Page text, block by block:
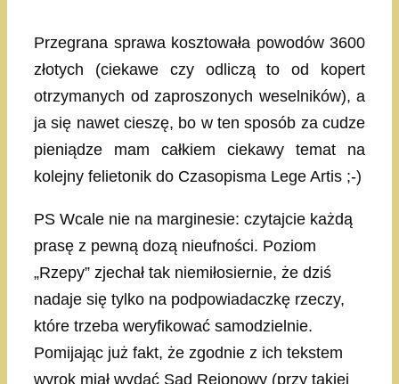
Przegrana sprawa kosztowała powodów 3600
złotych (ciekawe czy odliczą to od kopert
otrzymanych od zaproszonych weselników), a
ja się nawet cieszę, bo w ten sposób za cudze
pieniądze mam całkiem ciekawy temat na
kolejny felietonik do Czasopisma Lege Artis ;-)
PS Wcale nie na marginesie: czytajcie każdą
prasę z pewną dozą nieufności. Poziom
„Rzepy” zjechał tak niemiłosiernie, że dziś
nadaje się tylko na podpowiadaczkę rzeczy,
które trzeba weryfikować samodzielnie.
Pomijając już fakt, że zgodnie z ich tekstem
wyrok miał wydać Sąd Rejonowy (przy takiej